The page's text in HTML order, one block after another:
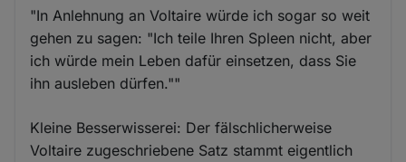
"In Anlehnung an Voltaire würde ich sogar so weit
gehen zu sagen: "Ich teile Ihren Spleen nicht, aber
ich würde mein Leben dafür einsetzen, dass Sie
ihn ausleben dürfen.""
Kleine Besserwisserei: Der fälschlicherweise
Voltaire zugeschriebene Satz stammt eigentlich